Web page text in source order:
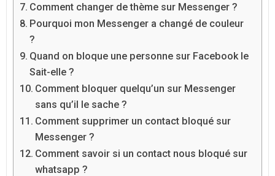
Comment changer de thème sur Messenger ?
Pourquoi mon Messenger a changé de couleur
?
Quand on bloque une personne sur Facebook le
Sait-elle ?
Comment bloquer quelqu’un sur Messenger
sans qu’il le sache ?
Comment supprimer un contact bloqué sur
Messenger ?
Comment savoir si un contact nous bloqué sur
whatsapp ?